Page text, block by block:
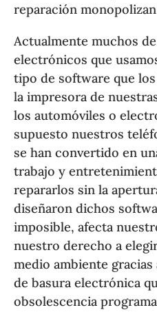
reparación
Actualmente muchos
electrónicos que
tipo de software que
la impresora de
los automóviles o
supuesto nuestros
se han convertido en
trabajo y
repararlos sin la
diseñaron dichos
imposible, afecta
nuestro derecho a
medio ambiente
de basura electrónica
obsolescencia